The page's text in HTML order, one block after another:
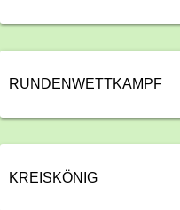
RUNDENWETTKAMPF
KREISKÖNIG